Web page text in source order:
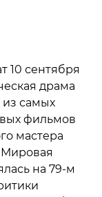
10 сентября
драма
самых
фильмов
мастера
на 79-м